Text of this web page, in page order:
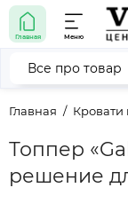
Главная Меню
Главная Кровати
Топпер
решение
Все про товар